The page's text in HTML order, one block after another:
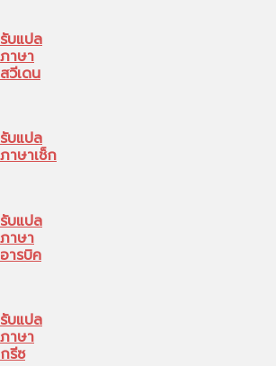
รับแปล
ภาษา
สวีเดน
รับแปล
ภาษาเช็ก
รับแปล
ภาษา
อารบิค
รับแปล
ภาษา
กรีซ